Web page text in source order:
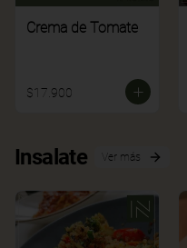
Crema de Tomate
$17.900
Insalate Ver más